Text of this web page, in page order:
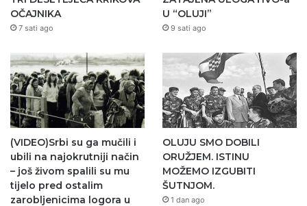
OČAJNIKA
7 sati ago
U “OLUJI”
9 sati ago
(VIDEO)Srbi su ga mučili i
ubili na najokrutniji način
– još živom spalili su mu
tijelo pred ostalim
zarobljenicima logora u
OLUJU SMO DOBILI
ORUŽJEM. ISTINU
MOŽEMO IZGUBITI
ŠUTNJOM.
1 dan ago